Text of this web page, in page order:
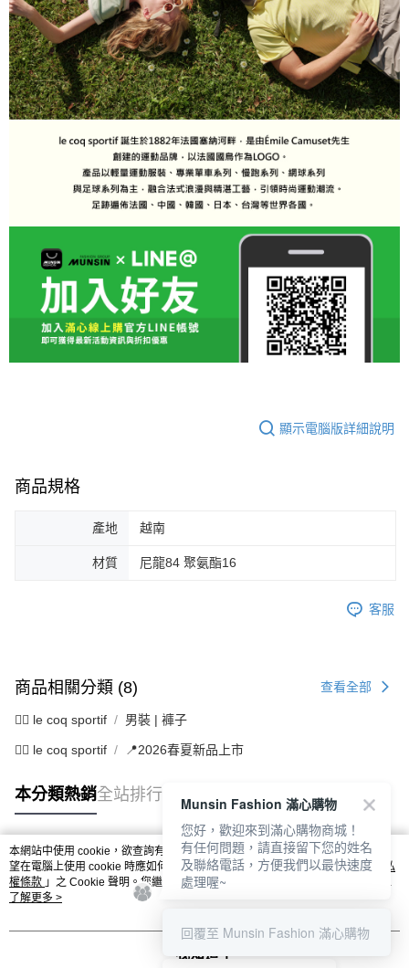
顯示電腦版詳細說明
商品規格
產地 越南
材質 尼龍84 聚氨酯16
客服
商品相關分類 (8) 查看全部
🚴‍♂️ le coq sportif 男裝 | 褲子
🚴‍♂️ le coq sportif 📍2026春夏新品上市
本分類熱銷全站排行
熱門標籤
本網站中使用 cookie，欲查詢有關本網站使用 cookie 方式之詳情，及若您不希
望在電腦上使用 cookie 時應如何變更電腦的 cookie 設定，請參閱本網站「
隱私
權條款 」之 Cookie 聲明。您繼續使用本網站即表示您同意本公司得按本網站使
用條款之 Cookie 聲明使用 cookie。
了解更多 >
我知道了
Munsin Fashion 滿心購物
您好，歡迎來到滿心購物商城！
有任何問題，請直接留下您的姓名
及聯絡電話，方便我們以最快速度
處理喔~
回覆至 Munsin Fashion 滿心購物